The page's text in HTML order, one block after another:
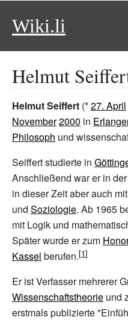
Wiki.li
Helmut
Helmut Seiffert (*27. April
November2000 in
Philosoph und
Seiffert studierte in
Anschließend war er in
in dieser Zeit aber auch mit
und Soziologie. Ab 1965
mit Logik und
Später wurde er zum
Kassel berufen.
Er ist Verfasser mehrerer
Wissenschaftstheorie und
erstmals publizierte